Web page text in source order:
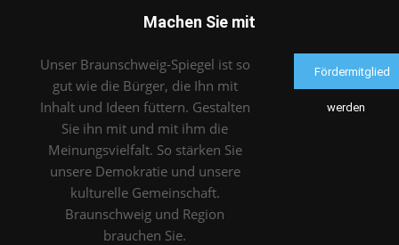
Machen Sie mit
Unser Braunschweig-Spiegel ist so
gut wie die Bürger, die Ihn mit
Inhalt und Ideen füttern. Gestalten
Sie ihn mit und mit ihm die
Meinungsvielfalt. So stärken Sie
unsere Demokratie und unsere
kulturelle Gemeinschaft.
Braunschweig und Region
brauchen Sie.
Fördermitglied
werden